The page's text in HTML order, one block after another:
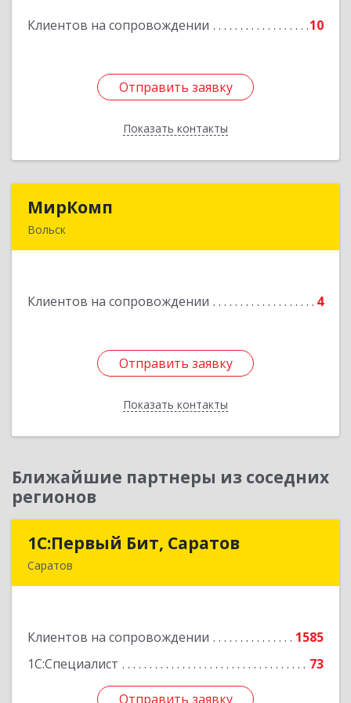
Клиентов на сопровождении 10
Отправить заявку
Показать контакты
Подробнее
Отправить заявку
Назад
МирКомп
Вольск
Клиентов на сопровождении 4
Отправить заявку
Показать контакты
Подробнее
Отправить заявку
Назад
Ближайшие партнеры из соседних
регионов
1С:Первый Бит, Саратов
Саратов
Клиентов на сопровождении
1585
1С:Специалист
73
Отправить заявку
1С:Первый Бит, Саратов
Подробнее
Отправить заявку